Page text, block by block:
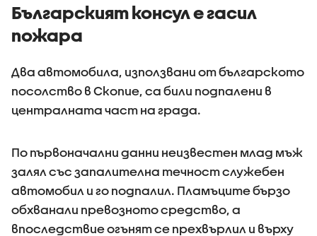
Българският консул е гасил
пожара
Два автомобила, използвани от българското
посолство в Скопие, са били подпалени в
централната част на града.
По първоначални данни неизвестен млад мъж
залял със запалителна течност служебен
автомобил и го подпалил. Пламъците бързо
обхванали превозното средство, а
впоследствие огънят се прехвърлил и върху